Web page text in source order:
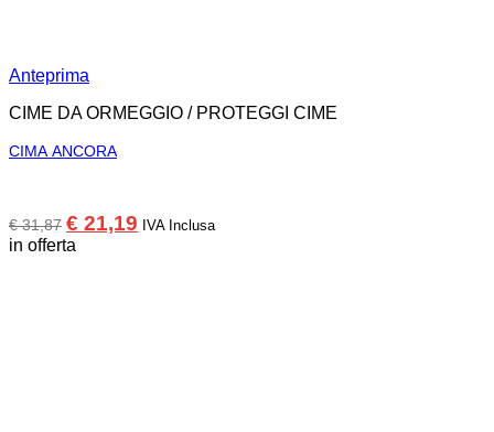
Anteprima
CIME DA ORMEGGIO / PROTEGGI CIME
CIMA ANCORA
€31,87 Il
prezzo
€ 21,19 IlIVA Inclusa
in offerta